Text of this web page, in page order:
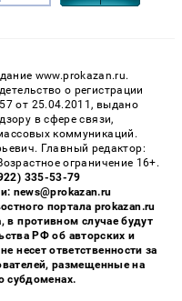
www.prokazan.ru.
о регистрации
от 25.04.2011, выдано
в сфере связи,
коммуникаций.
Главный редактор:
ограничение 16+.
335-53-79
news@prokazan.ru
портала prokazan.ru
в противном случае будут
РФ об авторских и
несет ответственности за
размещенные на
субдоменах.